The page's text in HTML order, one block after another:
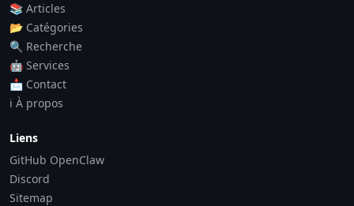
📚 Articles
📂 Catégories
🔍 Recherche
🤖 Services
📩 Contact
ℹ️ À propos
Liens
GitHub OpenClaw
Discord
Sitemap